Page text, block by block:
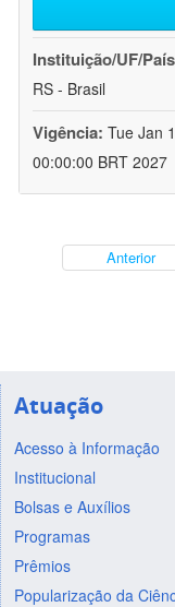
Instituição/UF/
RS - Brasil
Vigência: Tue Jan
00:00:00 BRT 2027
Anterior
Atuação
Acesso à Informação
Institucional
Bolsas e Auxílios
Programas
Prêmios
Popularização da